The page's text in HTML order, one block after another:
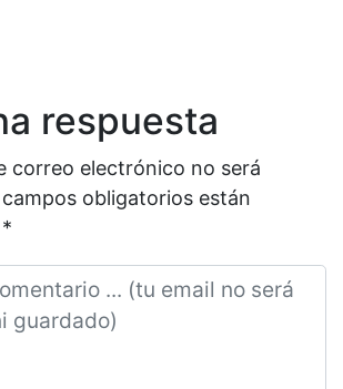
respuesta
correo electrónico no será
obligatorios están
*